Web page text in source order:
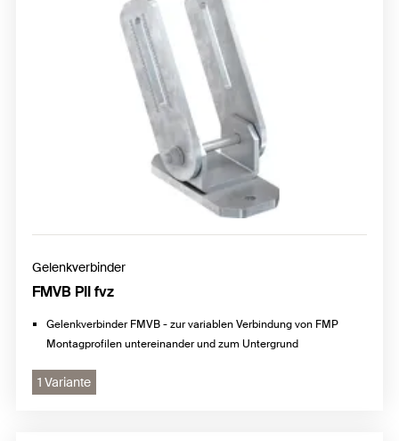
Gelenkverbinder
FMVB PII fvz
Gelenkverbinder FMVB - zur variablen Verbindung von FMP
Montagprofilen untereinander und zum Untergrund
1 Variante